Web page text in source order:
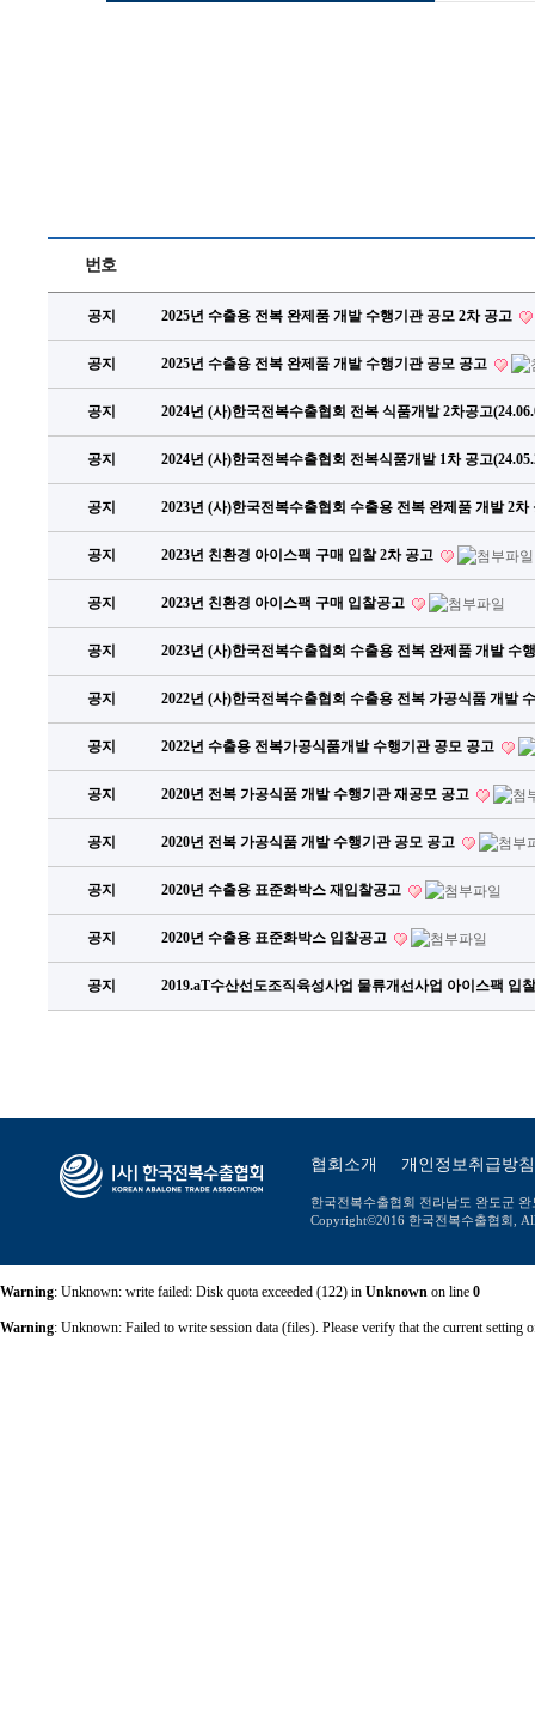
번호
공지 2025년 수출용 전복 완제품 개발 수행기관 공모 2차 공고
공지 2025년 수출용 전복 완제품 개발 수행기관 공모 공고
공지 2024년 (사)한국전복수출협회 전복 식품개발 2차공고
공지 2024년 (사)한국전복수출협회 전복식품개발 1차 공고
공지 2023년 (사)한국전복수출협회 수출용 전복 완제품 개발 2차
공지 2023년 친환경 아이스팩 구매 입찰 2차 공고
공지 2023년 친환경 아이스팩 구매 입찰공고
공지 2023년 (사)한국전복수출협회 수출용 전복 완제품 개발 수
공지 2022년 (사)한국전복수출협회 수출용 전복 가공식품 개발
공지 2022년 수출용 전복가공식품개발 수행기관 공모 공고
공지 2020년 전복 가공식품 개발 수행기관 재공모 공고
공지 2020년 전복 가공식품 개발 수행기관 공모 공고
공지 2020년 수출용 표준화박스 재입찰공고
공지 2020년 수출용 표준화박스 입찰공고
공지 2019.aT수산선도조직육성사업 물류개선사업 아이스팩 입
협회소개 개인정보취급방침
한국전복수출협회 전라남도 완도군
Copyright©2016 한국전복수출협회,
Warning: Unknown: write failed: Disk quota exceeded (122) in Unknown on line 0
Warning: Unknown: Failed to write session data (files). Please verify that the current